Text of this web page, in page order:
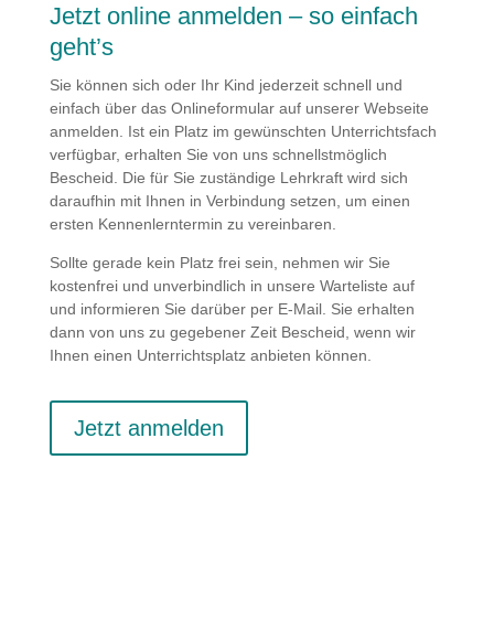
Jetzt online anmelden – so einfach
geht’s
Sie können sich oder Ihr Kind jederzeit schnell und
einfach über das Onlineformular auf unserer Webseite
anmelden. Ist ein Platz im gewünschten Unterrichtsfach
verfügbar, erhalten Sie von uns schnellstmöglich
Bescheid. Die für Sie zuständige Lehrkraft wird sich
daraufhin mit Ihnen in Verbindung setzen, um einen
ersten Kennenlerntermin zu vereinbaren.
Sollte gerade kein Platz frei sein, nehmen wir Sie
kostenfrei und unverbindlich in unsere Warteliste auf
und informieren Sie darüber per E-Mail. Sie erhalten
dann von uns zu gegebener Zeit Bescheid, wenn wir
Ihnen einen Unterrichtsplatz anbieten können.
Jetzt anmelden